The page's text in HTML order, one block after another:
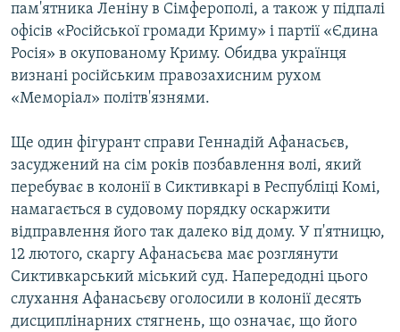
пам'ятника Леніну в Сімферополі, а також у підпалі
офісів «Російської громади Криму» і партії «Єдина
Росія» в окупованому Криму. Обидва українця
визнані російським правозахисним рухом
«Меморіал» політв'язнями.
Ще один фігурант справи Геннадій Афанасьєв,
засуджений на сім років позбавлення волі, який
перебуває в колонії в Сиктивкарі в Республіці Комі,
намагається в судовому порядку оскаржити
відправлення його так далеко від дому. У п'ятницю,
12 лютого, скаргу Афанасьєва має розглянути
Сиктивкарський міський суд. Напередодні цього
слухання Афанасьєву оголосили в колонії десять
дисциплінарних стягнень, що означає, що його